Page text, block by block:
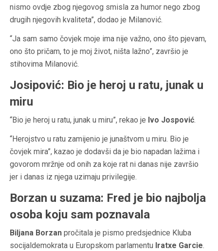
nismo ovdje zbog njegovog smisla za humor nego zbog
drugih njegovih kvaliteta”, dodao je Milanović.
“Ja sam samo čovjek moje ima nije važno, ono što pjevam,
ono što pričam, to je moj život, ništa lažno”, završio je
stihovima Milanović.
Josipović: Bio je heroj u ratu, junak u
miru
“Bio je heroj u ratu, junak u miru”, rekao je Ivo Jospović.
“Herojstvo u ratu zamijenio je junaštvom u miru. Bio je
čovjek mira”, kazao je dodavši da je bio napadan lažima i
govorom mržnje od onih za koje rat ni danas nije završio
jer i danas iz njega uzimaju privilegije.
Borzan u suzama: Fred je bio najbolja
osoba koju sam poznavala
Biljana Borzan pročitala je pismo predsjednice Kluba
socijaldemokrata u Europskom parlamentu Iratxe Garcie.